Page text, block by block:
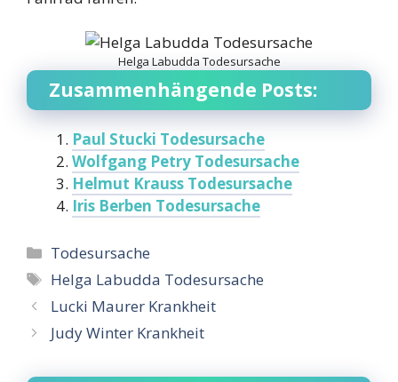
Helga Labudda Todesursache
Zusammenhängende Posts:
Paul Stucki Todesursache
Wolfgang Petry Todesursache
Helmut Krauss Todesursache
Iris Berben Todesursache
Categories
Todesursache
Tags
Helga Labudda Todesursache
Lucki Maurer Krankheit
Judy Winter Krankheit